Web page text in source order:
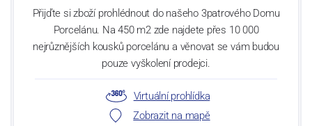
Přijďte si zboží prohlédnout do našeho 3patrového Domu
Porcelánu. Na 450 m2 zde najdete přes 10 000
nejrůznějších kousků porcelánu a věnovat se vám budou
pouze vyškolení prodejci.
Virtuální prohlídka
Zobrazit na mapě